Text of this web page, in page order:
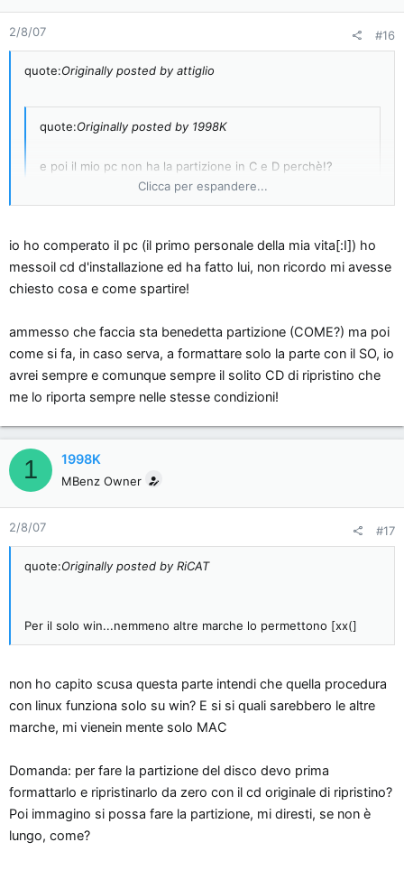
2/8/07 #16
quote:Originally posted by attiglio
quote:Originally posted by 1998K
e poi il mio pc non ha la partizione in C e D perchè!?
Clicca per espandere...
perchè non è satto partizionato l'hard disk in 2 parti
.
se non hai tanti programmi da utilizzare ti convienen fare 2
partizioni, una con il SO da 15-20 gb, e tutto il resto dell'hdd lo
così, se succede qualcosa formatti soltanto la partizione con il
SO e lasci i dati al loro posto.io faccio così
Clicca per espandere...
io ho comperato il pc (il primo personale della mia vita[:I]) ho
messoil cd d'installazione ed ha fatto lui, non ricordo mi avesse
chiesto cosa e come spartire!
ammesso che faccia sta benedetta partizione (COME?) ma poi
come si fa, in caso serva, a formattare solo la parte con il SO, io
avrei sempre e comunque sempre il solito CD di ripristino che
me lo riporta sempre nelle stesse condizioni!
1 1998K
MBenz Owner
2/8/07 #17
quote:Originally posted by RiCAT
Per il solo win...nemmeno altre marche lo permettono [xx(]
non ho capito scusa questa parte intendi che quella procedura
con linux funziona solo su win? E si si quali sarebbero le altre
marche, mi vienein mente solo MAC
Domanda: per fare la partizione del disco devo prima
formattarlo e ripristinarlo da zero con il cd originale di ripristino?
Poi immagino si possa fare la partizione, mi diresti, se non è
lungo, come?